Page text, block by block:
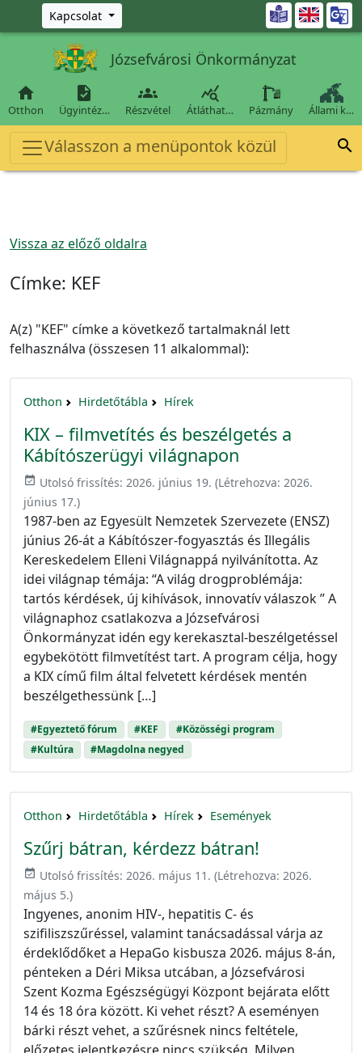
Ugrás a fő tartalomra
Kapcsolat 
Józsefvárosi Önkormányzat

Otthon

Ügyintéz…

Részvétel

Átláthat… Pázmány Állami k…
Válasszon a menüpontok közül 
Vissza az előző oldalra
Címke: KEF
A(z) "KEF" címke a következő tartalmaknál lett
felhasználva (összesen 11 alkalommal):
Otthon Hirdetőtábla Hírek
KIX – filmvetítés és beszélgetés a
Kábítószerügyi világnapon
event_available Utolsó frissítés: 2026. június 19. (Létrehozva: 2026.
június 17.)
1987-ben az Egyesült Nemzetek Szervezete (ENSZ)
június 26-át a Kábítószer-fogyasztás és Illegális
Kereskedelem Elleni Világnappá nyilvánította. Az
idei világnap témája: “A világ drogproblémája:
tartós kérdések, új kihívások, innovatív válaszok ” A
világnaphoz csatlakozva a Józsefvárosi
Önkormányzat idén egy kerekasztal-beszélgetéssel
egybekötött filmvetítést tart. A program célja, hogy
a KIX című film által felvetett kérdések mentén
beszélgethessünk […]
#Egyeztető fórum #KEF
#Közösségi program
#Kultúra
#Magdolna negyed
Otthon Hirdetőtábla Hírek Események
Szűrj bátran, kérdezz bátran!
event_available Utolsó frissítés: 2026. május 11. (Létrehozva: 2026.
május 5.)
Ingyenes, anonim HIV-, hepatitis C- és
szifiliszszűréssel, valamint tanácsadással várja az
érdeklődőket a HepaGo kisbusza 2026. május 8-án,
pénteken a Déri Miksa utcában, a Józsefvárosi
Szent Kozma Egészségügyi Központ bejárata előtt
14 és 18 óra között. Ki vehet részt? A eseményen
bárki részt vehet, a szűrésnek nincs feltétele,